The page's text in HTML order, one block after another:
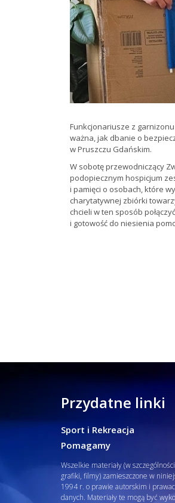
Funkcjonariusze z
ważna, jak dbanie o
w Pruszczu Gdańskim.
W sobotę przewodniczący
podopiecznym hospicjum
i pamięci o osobach, które
charytatywnej zbiórki
chcieli w ten sposób
i gotowość do niesienia
Przydatne linki
Sport i Rekreacja
Pomagamy
Wszelkie materiały (w
grafiki, filmy) zamieszczone w
1994 r. o prawie autorskim i
danych. Materiały te mogą być